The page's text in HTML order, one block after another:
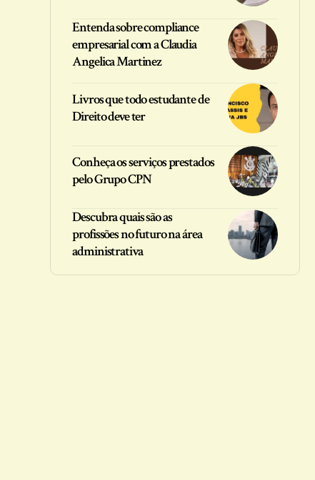
Entenda sobre compliance
empresarial com a Claudia
Angelica Martinez
Livros que todo estudante de
Direito deve ter
Conheça os serviços prestados
pelo Grupo CPN
Descubra quais são as
profissões no futuro na área
administrativa